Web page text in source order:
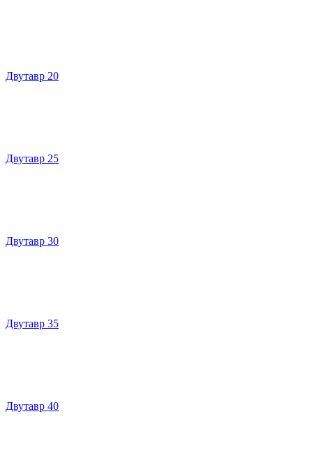
Двутавр 20
Двутавр 25
Двутавр 30
Двутавр 35
Двутавр 40